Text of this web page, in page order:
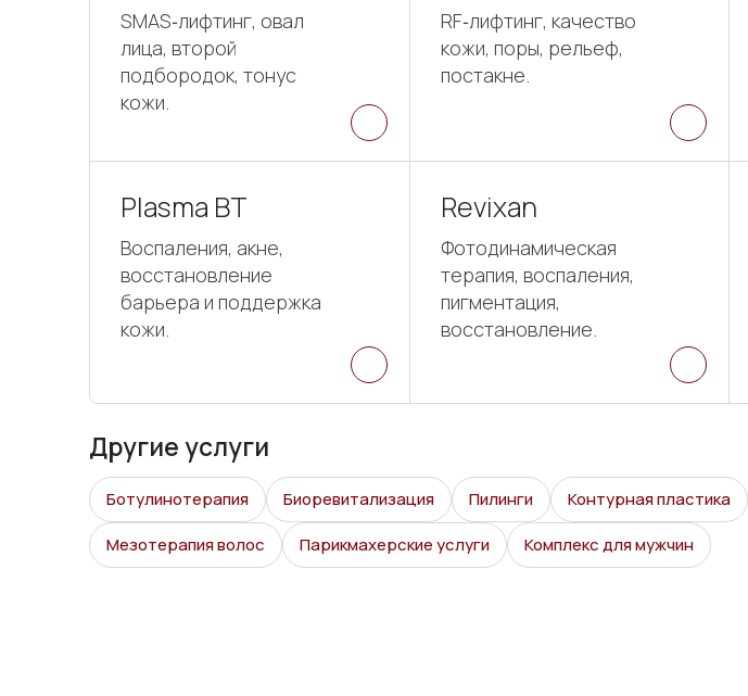
SMAS‑лифтинг, овал
лица, второй
подбородок, тонус
кожи.
RF‑лифтинг, качество
кожи, поры, рельеф,
постакне.
Plasma BT
Воспаления, акне,
восстановление
барьера и поддержка
кожи.
Revixan
Фотодинамическая
терапия, воспаления,
пигментация,
восстановление.
Другие услуги
Ботулинотерапия Биоревитализация Пилинги Контурная пластика
Мезотерапия волос
Парикмахерские услуги Комплекс для мужчин